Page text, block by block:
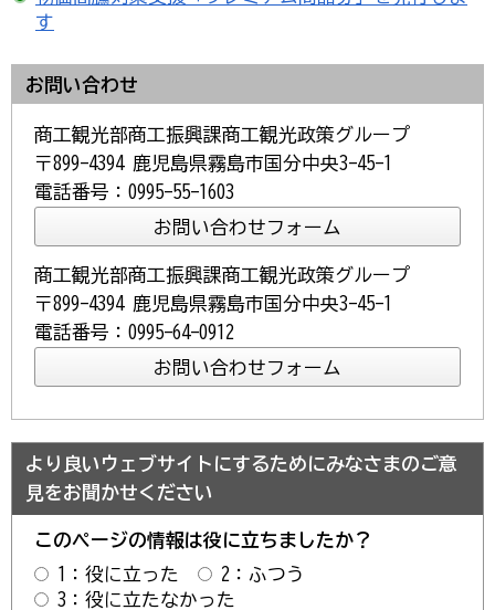
す
お問い合わせ
商工観光部商工振興課商工観光政策グループ
〒899-4394 鹿児島県霧島市国分中央3-45-1
電話番号：0995-55-1603
商工観光部商工振興課商工観光政策グループ
〒899-4394 鹿児島県霧島市国分中央3-45-1
電話番号：0995-64-0912
より良いウェブサイトにするためにみなさまのご意
見をお聞かせください
このページの情報は役に立ちましたか？
1：役に立った
2：ふつう
3：役に立たなかった